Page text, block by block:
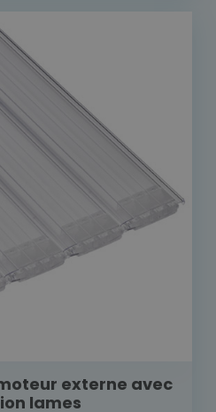
externe avec
lames